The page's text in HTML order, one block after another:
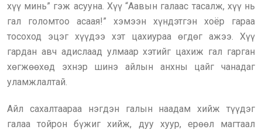
хүү минь” гэж асууна. Хүү “Аавын галаас тасалж, хүү нь
гал голомтоо асаая!” хэмээн хүндэтгэн хоёр гараа
тосоход эцэг хүүдээ хэт цахиураа өгдөг ажээ. Хүү
гардан авч адислаад улмаар хэтийг цахиж гал гарган
хөгжөөхөд эхнэр шинэ айлын анхны цайг чанадаг
уламжлалтай.
Айл сахалтаараа нэгдэн галын наадам хийж түүдэг
галаа тойрон бүжиг хийж, дуу хуур, ерөөл магтаал